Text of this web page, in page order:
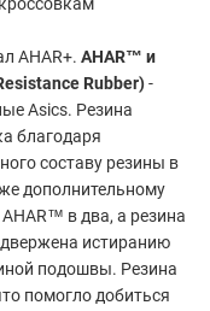
AHAR+. AHAR™ и
Rubber)-
Asics. Резина
благодаря
составу резины в
дополнительному
в два, а резина
истиранию
подошвы. Резина
помогло добиться